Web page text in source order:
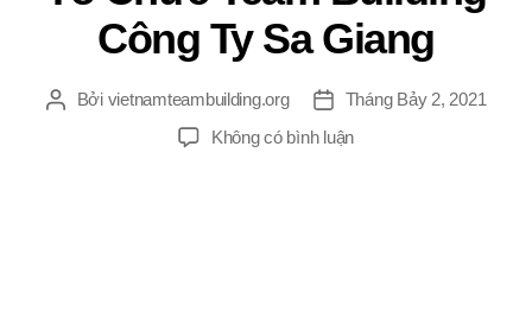
Công Ty Sa Giang
TácBởi vietnamteambuilding.org
Ngày
đăng
Tháng Bảy 2, 2021
Không có bình luậnở